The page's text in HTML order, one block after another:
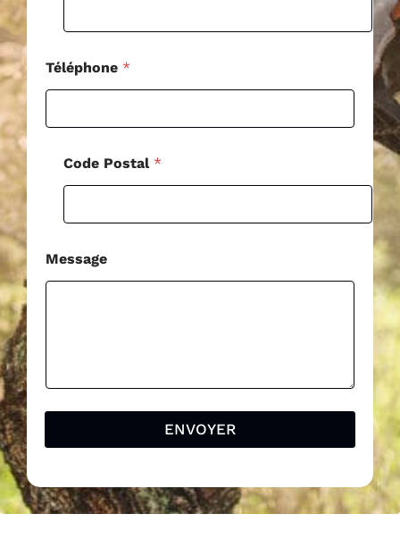
Téléphone *
e
Code Postal *
Message
ENVOYER